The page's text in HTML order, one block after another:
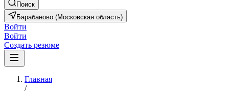
Поиск
Барабаново (Московская область)
Войти
Войти
Создать резюме
Главная
/